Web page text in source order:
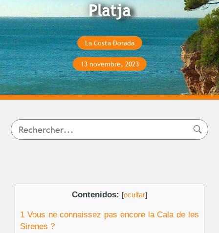
Platja
La Costa Dorada
13 novembre, 2023
Contenidos: [ocultar]
1 Vous ne connaissez pas encore la Cala de les
Sirenes ?